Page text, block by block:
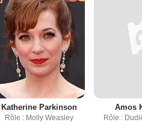
Katherine Parkinson
Rôle : Molly Weasley
Amos
Rôle :